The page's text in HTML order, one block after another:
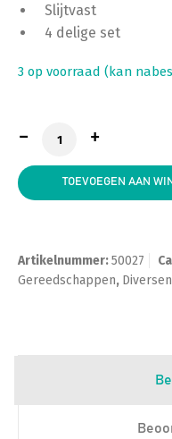
Slijtvast
4 delige set
3 op voorraad (kan
Kitstrijker Set
TOEVOEGEN AAN
Artikelnummer:50027
Gereedschappen, Diversen